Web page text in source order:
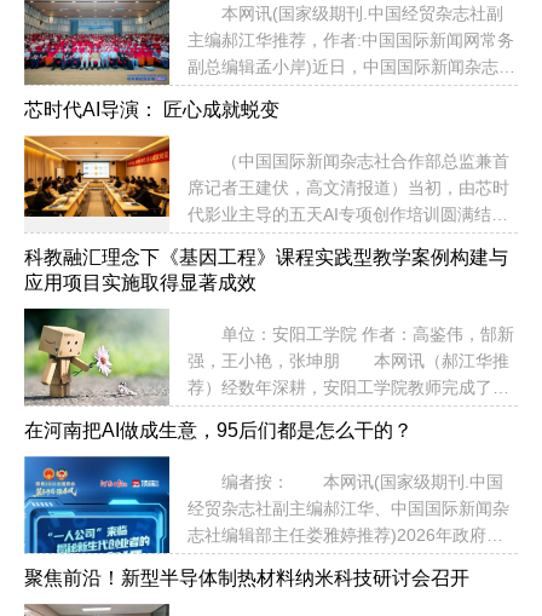
余位顶尖专家学者、40余位AI企业CEO及联
合创始人，围绕Agent、世界模型、具身智
能、...
校与行业领军企业的百余名专家学者、行业
领袖出席，共绘湖南智能体技术从数字模型
研发到产业落地的发展蓝图。 研讨会立
足湖南、面向全球，首先彰显了鲜明的国际
Zeng深度解读了美国AI Agent的最新发展趋
势与企业落地应用经验，为湖...
本网讯(国家级期刊.中国经贸杂志社副
主编郝江华推荐，作者:中国国际新闻网常务
副总编辑孟小岸)近日，中国国际新闻杂志社
校智能机器人创意大赛-软件系统安全赛指导
士孙家广，围绕科创赛事赋能、青年人才培
养、数字产业发展等议题开展深度对话，为
科创赛事高质量举办与青年科创成长提供权
威指导。 孙家广院士为清华大学教授、
1999年当选中国工程院院士，是我国计算机
安全领域的顶尖权威专家，深耕科研与教育
一线数十年...
芯时代AI导演： 匠心成就蜕变
（中国国际新闻杂志社合作部总监兼首
席记者王建伏，高文清报道）当初，由芯时
代影业主导的五天AI专项创作培训圆满结
踏入AI导演创作领域，快速掌握AI全链路创
作技巧，真切领略到科技与创意深度融合的
心指导、无私倾授专业知识，也感恩芯时代
影业为广大创作者搭建起专业优质的学习交
流平台。 学习之初，我对AI影像、智能
视频创作全然陌生，一度认为其技术晦涩、
理分明，从AI创作基础逻辑、精准提示词运
用、画面构图与镜头...
科教融汇理念下《基因工程》课程实践型教学案例构建与
应用项目实施取得显著成效
单位：安阳工学院 作者：高鉴伟，郜新
强，王小艳，张坤朋 本网讯（郝江华推
荐）经数年深耕，安阳工学院教师完成了
学实践项目。该项目以科教融汇为引领，
能力培养的实践转型，显著提升了教学质量
与学生实践创新能力，得到了师生的一致好
评。 应用背景 随着生命科学的快
速发展，基因工程作为一门综合性学科，越
在河南把AI做成生意，95后们都是怎么干的？
编者按： 本网讯(国家级期刊.中国
经贸杂志社副主编郝江华、中国国际新闻杂
志社编辑部主任娄雅婷推荐)2026年政府工
分担机制，培育发展未来能源、量子科技、
聚焦前沿！新型半导体制热材料纳米科技研讨会召开